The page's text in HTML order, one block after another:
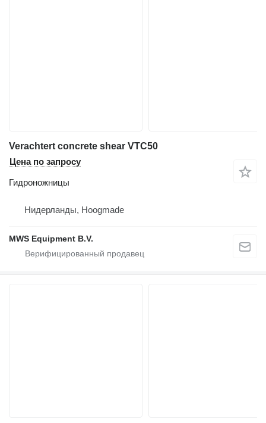
Verachtert concrete shear VTC50
Цена по запросу
Гидроножницы
Нидерланды, Hoogmade
MWS Equipment B.V.